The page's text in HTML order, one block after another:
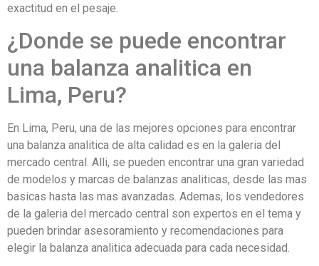
exactitud en el pesaje.
¿Donde se puede encontrar
una balanza analitica en
Lima, Peru?
En Lima, Peru, una de las mejores opciones para encontrar
una balanza analitica de alta calidad es en la galeria del
mercado central. Alli, se pueden encontrar una gran variedad
de modelos y marcas de balanzas analiticas, desde las mas
basicas hasta las mas avanzadas. Ademas, los vendedores
de la galeria del mercado central son expertos en el tema y
pueden brindar asesoramiento y recomendaciones para
elegir la balanza analitica adecuada para cada necesidad.